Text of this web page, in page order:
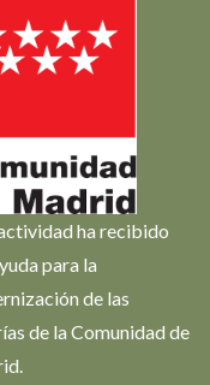
ha recibido
para la
de las
de la Comunidad de